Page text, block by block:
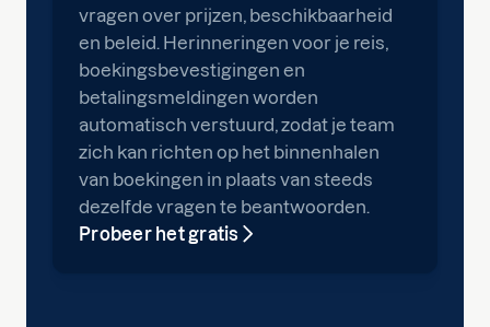
vragen over prijzen, beschikbaarheid
en beleid. Herinneringen voor je reis,
boekingsbevestigingen en
betalingsmeldingen worden
automatisch verstuurd, zodat je team
zich kan richten op het binnenhalen
van boekingen in plaats van steeds
dezelfde vragen te beantwoorden.
Probeer het gratis